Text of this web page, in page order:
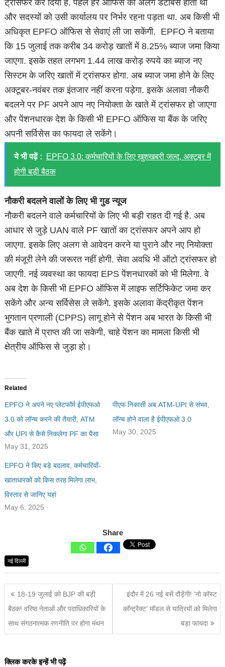
ट्रांसफर कर दिया है. पहले हर ऑफिस का अलग डेटाबेस होता था
और सदस्यों को उसी कार्यालय पर निर्भर रहना पड़ता था. अब किसी भी
अधिकृत EPFO ऑफिस से सेवाएं ली जा सकेंगी. EPFO ने बताया
कि 15 जुलाई तक करीब 34 करोड़ खातों में 8.25% ब्याज जमा किया
जाएगा. इसके तहत लगभग 1.44 लाख करोड़ रुपये का ब्याज नए
सिस्टम के जरिए खातों में ट्रांसफर होगा. अब ब्याज जमा होने के लिए
अक्टूबर-नवंबर तक इंतजार नहीं करना पड़ेगा. इसके अलावा नौकरी
बदलने पर PF अपने आप नए नियोक्ता के खाते में ट्रांसफर हो जाएगा
और पेंशनधारक देश के किसी भी EPFO ऑफिस या बैंक के जरिए
अपनी सर्विसेस का फायदा ले सकेंगे।
ये भी पढ़ें :
EPFO 3.0: कर्मचारियों के लिए खुशखबरी जल्द, अक्टूबर में
होगी बड़ी बैठक
नौकरी बदलने वालों के लिए भी गुड न्यूज
नौकरी बदलने वाले कर्मचारियों के लिए भी बड़ी राहत दी गई है. अब
आधार से जुड़े UAN वाले PF खातों का ट्रांसफर अपने आप हो
जाएगा. इसके लिए अलग से आवेदन करने या पुराने और नए नियोक्ता
की मंजूरी लेने की जरूरत नहीं होगी. सेवा अवधि भी ऑटो ट्रांसफर हो
जाएगी. नई व्यवस्था का फायदा EPS पेंशनधारकों को भी मिलेगा. वे
अब देश के किसी भी EPFO ऑफिस में लाइफ सर्टिफिकेट जमा कर
सकेंगे और अन्य सर्विसेस ले सकेंगे. इसके अलावा केंद्रीकृत पेंशन
भुगतान प्रणाली (CPPS) लागू होने से पेंशन अब भारत के किसी भी
बैंक खाते में प्राप्त की जा सकेगी, चाहे पेंशन का मामला किसी भी
क्षेत्रीय ऑफिस से जुड़ा हो।
Related
EPFO ने अपने नए प्‍लेटफॉर्म ईपीएफओ
3.0 को लॉन्‍च करने की तैयारी, ATM
और UPI से कैसे निकलेगा PF का पैसा
May 31, 2025
पीएफ निकासी अब ATM-UPI से संभव,
लॉन्च होने वाला है ईपीएफओ 3.0
May 30, 2025
EPFO ने किए बड़े बदलाव, कर्मचारियों-
खाताधारकों को किस तरह मिलेगा लाभ,
विस्तार से जानिए यहां
May 6, 2025
Share
नई दिल्ली
18-19 जुलाई को BJP की बड़ी
बैठक! वरिष्ठ नेताओं और पदाधिकारियों के
साथ संगठनात्मक रणनीति पर होगा मंथन
इंदौर में 26 नई बसें दौड़ेंगी! ‘नो कॉस्ट
कॉन्ट्रैक्ट’ मॉडल से यात्रियों को मिलेगा
बड़ा फायदा
क्लिक करके इन्हें भी पढ़ें